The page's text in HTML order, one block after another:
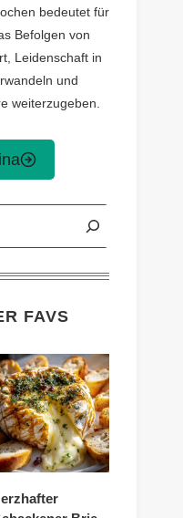
bedeutet für
Befolgen von
Leidenschaft in
und
weiterzugeben.
FAVS